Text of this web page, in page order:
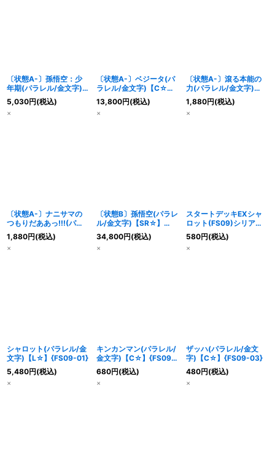
〔状態A-〕孫悟空：少
年期(パラレル/金文字)
【C☆】{FS09-09}
5,030円(税込)
×
〔状態A-〕ベジータ(パ
ラレル/金文字)【C☆】
{FS09-15}
13,800円(税込)
×
〔状態A-〕滾る本能の
力(パラレル/金文字)
【C☆】{FS09-17}
1,880円(税込)
×
〔状態A-〕ナニサマの
つもりだああっ!!!(パラ
レル/金文字)【C☆】
{FS09-18}
1,880円(税込)
×
〔状態B〕孫悟空(パラレ
ル/金文字)【SR☆】
{FS09-07}
34,800円(税込)
×
スタートデッキEXシャ
ロット(FS09)シリアル
コード【-】{-}
580円(税込)
×
シャロット(パラレル/金
文字)【L☆】{FS09-01}
5,480円(税込)
×
キンカンマン(パラレル/
金文字)【C☆】{FS09-
02}
680円(税込)
×
ザッハ(パラレル/金文
字)【C☆】{FS09-03}
480円(税込)
×